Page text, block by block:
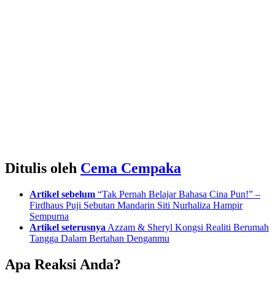
Ditulis oleh Cema Cempaka
Artikel sebelum “Tak Pernah Belajar Bahasa Cina Pun!” –
Firdhaus Puji Sebutan Mandarin Siti Nurhaliza Hampir
Sempurna
Artikel seterusnya Azzam & Sheryl Kongsi Realiti Berumah
Tangga Dalam Bertahan Denganmu
Apa Reaksi Anda?